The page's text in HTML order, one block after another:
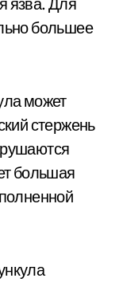
большее
может
стержень
большая